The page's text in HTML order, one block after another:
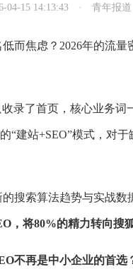
04-15 14:13:43 · 青年报道
而焦虑？2026年的流
收录了首页，核心业务
“建站+SEO”模式，对
搜索算法趋势与实战数
，将80%的精力转向搜
不再是中小企业的首选
？中秘传